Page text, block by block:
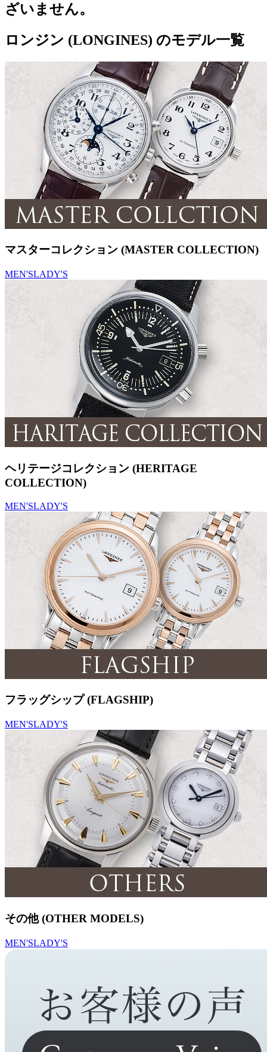
ざいません。
ロンジン (LONGINES) のモデル一覧
マスターコレクション (MASTER COLLECTION)
MEN'SLADY'S
ヘリテージコレクション (HERITAGE
COLLECTION)
MEN'SLADY'S
フラッグシップ (FLAGSHIP)
MEN'SLADY'S
その他 (OTHER MODELS)
MEN'SLADY'S